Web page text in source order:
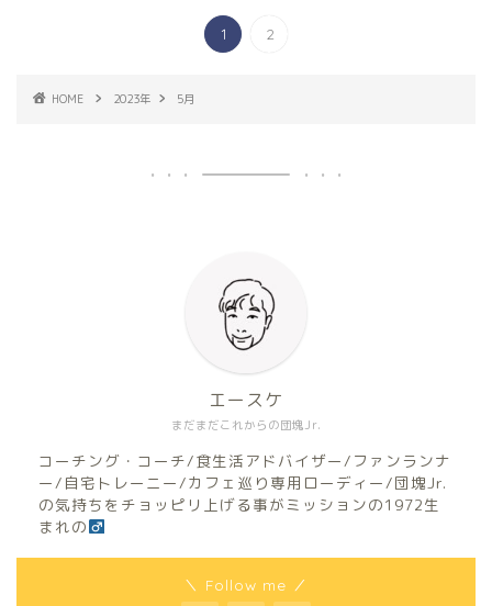
1 2
HOME 2023年 5月
まだまだこれからの団塊Jr.
エースケ
コーチング・コーチ/食生活アドバイザー/ファンランナ
ー/自宅トレーニー/カフェ巡り専用ローディー/団塊Jr.
の気持ちをチョッピリ上げる事がミッションの1972生
まれの
＼ Follow me ／